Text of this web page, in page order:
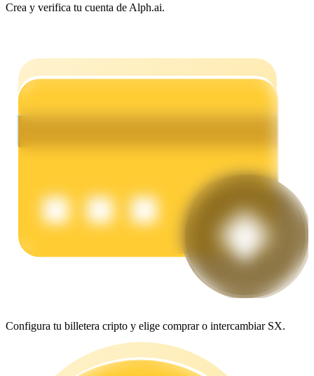
Earn
Gana recompensas competitivas diariamente
Crea y verifica tu cuenta de Alph.ai.
Configura tu billetera cripto y elige comprar o intercambiar SX.